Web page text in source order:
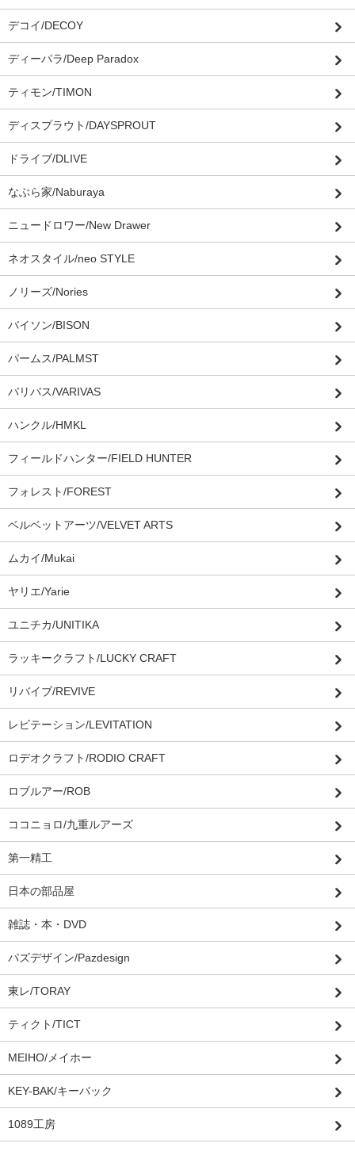
デコイ/DECOY
ディーパラ/Deep Paradox
ティモン/TIMON
ディスプラウト/DAYSPROUT
ドライブ/DLIVE
なぶら家/Naburaya
ニュードロワー/New Drawer
ネオスタイル/neo STYLE
ノリーズ/Nories
バイソン/BISON
パームス/PALMST
バリバス/VARIVAS
ハンクル/HMKL
フィールドハンター/FIELD HUNTER
フォレスト/FOREST
ベルベットアーツ/VELVET ARTS
ムカイ/Mukai
ヤリエ/Yarie
ユニチカ/UNITIKA
ラッキークラフト/LUCKY CRAFT
リバイブ/REVIVE
レビテーション/LEVITATION
ロデオクラフト/RODIO CRAFT
ロブルアー/ROB
ココニョロ/九重ルアーズ
第一精工
日本の部品屋
雑誌・本・DVD
パズデザイン/Pazdesign
東レ/TORAY
ティクト/TICT
MEIHO/メイホー
KEY-BAK/キーバック
1089工房